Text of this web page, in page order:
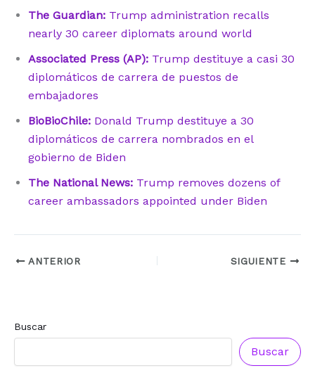
The Guardian: Trump administration recalls
nearly 30 career diplomats around world
Associated Press (AP): Trump destituye a casi 30
diplomáticos de carrera de puestos de
embajadores
BioBioChile: Donald Trump destituye a 30
diplomáticos de carrera nombrados en el
gobierno de Biden
The National News: Trump removes dozens of
career ambassadors appointed under Biden
ANTERIOR SIGUIENTE
Buscar
Buscar
Reconocimiento aRadio Tribuna Abierta
Reconocimiento aRadio Oñondivepa Paraguay